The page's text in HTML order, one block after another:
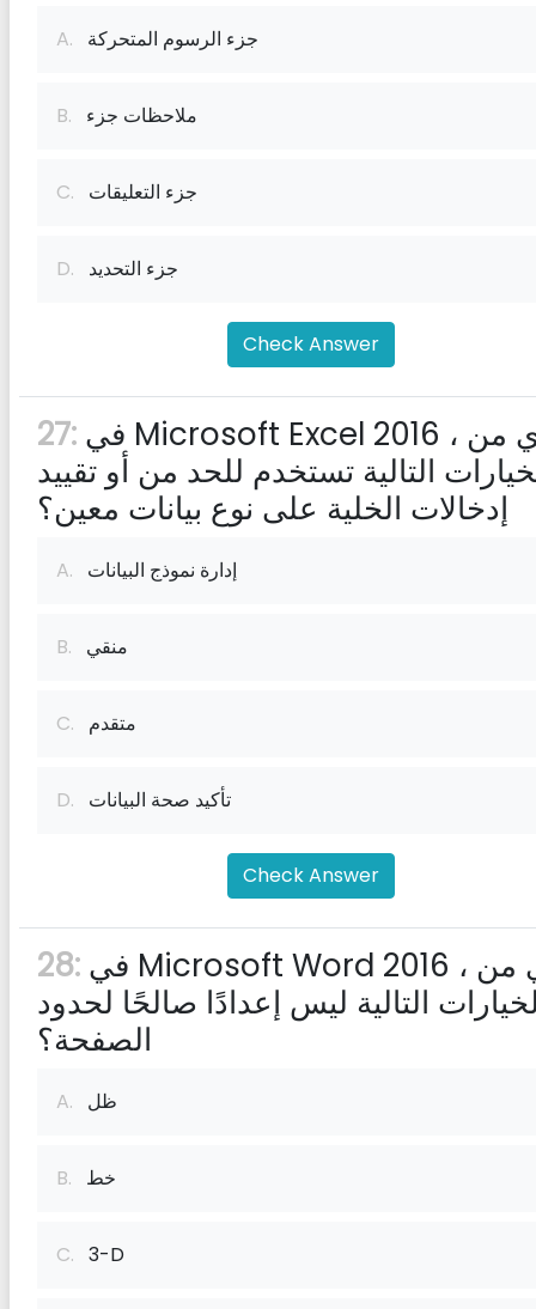
A. جزء الرسوم المتحركة
B. ملاحظات جزء
C. جزء التعليقات
D. جزء التحديد
Check Answer
27:
التالية تستخدم للحد من أو تقييد
إدخالات الخلية على نوع بيانات معين؟
A. إدارة نموذج البيانات
B. منقي
C. متقدم
D. تأكيد صحة البيانات
Check Answer
28:
التالية ليس إعدادًا صالحًا لحدود
الصفحة؟
A. ظل
B. خط
C. 3-D